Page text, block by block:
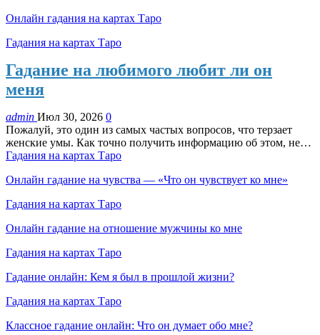
Онлайн гадания на картах Таро
Гадания на картах Таро
Гадание на любимого любит ли он
меня
admin Июл 30, 2026 0
Пожалуй, это один из самых частых вопросов, что терзает
женские умы. Как точно получить информацию об этом, не…
Гадания на картах Таро
Онлайн гадание на чувства — «Что он чувствует ко мне»
Гадания на картах Таро
Онлайн гадание на отношение мужчины ко мне
Гадания на картах Таро
Гадание онлайн: Кем я был в прошлой жизни?
Гадания на картах Таро
Классное гадание онлайн: Что он думает обо мне?